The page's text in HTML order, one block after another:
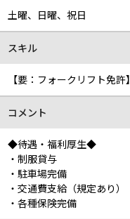
土曜、日曜、祝日
スキル
【要：フォークリフト免許】
コメント
◆待遇・福利厚生◆
・制服貸与
・駐車場完備
・交通費支給（規定あり）
・各種保険完備